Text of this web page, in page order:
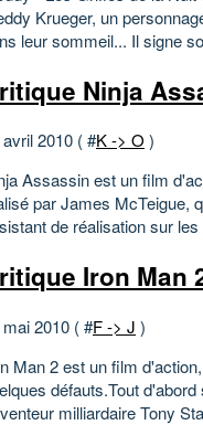
Krueger, un
leur sommeil... Il signe
Ninja
2010 ( #K -> O )
Assassin est un film
par James McTeigue,
de réalisation sur
Iron Man
2010 ( #F -> J )
Man 2 est un film
défauts.Tout
milliardaire Tony